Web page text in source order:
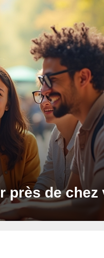
près de chez